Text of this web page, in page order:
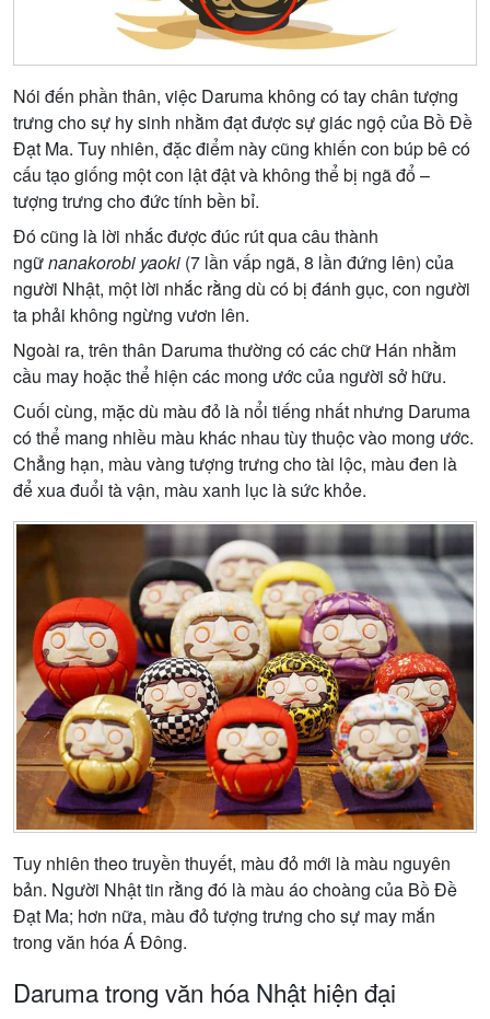
Nói đến phần thân, việc Daruma không có tay chân tượng
trưng cho sự hy sinh nhằm đạt được sự giác ngộ của Bồ Đề
Đạt Ma. Tuy nhiên, đặc điểm này cũng khiến con búp bê có
cấu tạo giống một con lật đật và không thể bị ngã đổ –
tượng trưng cho đức tính bền bỉ.
Đó cũng là lời nhắc được đúc rút qua câu thành
ngữnanakorobi yaoki (7 lần vấp ngã, 8 lần đứng lên) của
người Nhật, một lời nhắc rằng dù có bị đánh gục, con người
ta phải không ngừng vươn lên.
Ngoài ra, trên thân Daruma thường có các chữ Hán nhằm
cầu may hoặc thể hiện các mong ước của người sở hữu.
Cuối cùng, mặc dù màu đỏ là nổi tiếng nhất nhưng Daruma
có thể mang nhiều màu khác nhau tùy thuộc vào mong ước.
Chẳng hạn, màu vàng tượng trưng cho tài lộc, màu đen là
để xua đuổi tà vận, màu xanh lục là sức khỏe.
Tuy nhiên theo truyền thuyết, màu đỏ mới là màu nguyên
bản. Người Nhật tin rằng đó là màu áo choàng của Bồ Đề
Đạt Ma; hơn nữa, màu đỏ tượng trưng cho sự may mắn
trong văn hóa Á Đông.
Daruma trong văn hóa Nhật hiện đại